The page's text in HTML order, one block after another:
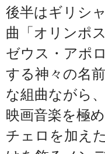
後半はギリシ
曲「オリンポ
ゼウス・アポ
する神々の名
な組曲ながら
映画音楽を極
チェロを加え